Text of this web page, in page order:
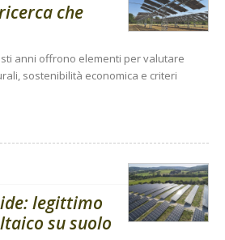
che
anni offrono elementi per valutare
sostenibilità economica e criteri
legittimo
su suolo